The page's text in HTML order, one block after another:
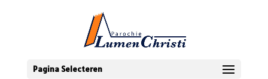
Pagina Selecteren